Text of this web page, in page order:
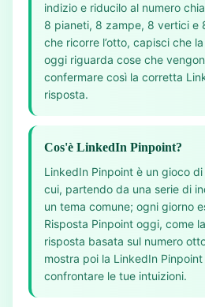
indizio e riducilo al numero
8 pianeti, 8 zampe, 8 vertici e
che ricorre l’otto, capisci che
oggi riguarda cose che
confermare così la corretta
risposta.
Cos'è LinkedIn Pinpoint?
LinkedIn Pinpoint è un gioco
cui, partendo da una serie di
un tema comune; ogni giorno
Risposta Pinpoint oggi, come
risposta basata sul numero
mostra poi la LinkedIn
confrontare le tue intuizioni.